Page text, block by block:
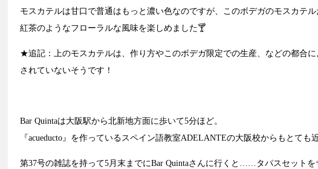
モスカテルは甘口で普通はもっと濃い色なのですが、このボデガのモスカテ
紅茶のようなフローラルな風味を楽しめました🍸
★追記：上のモスカテルは、作り方やこのボデガ限定での生産、などの都合
されていないそうです！
Bar Quintaは大阪駅から北新地方面に歩いて5分ほど。
『acueducto』を作っているスペイン語教室ADELANTEの大阪校からもとても
第37号の雑誌を持って5月末までにBar Quintaさんに行くと……タパスセット